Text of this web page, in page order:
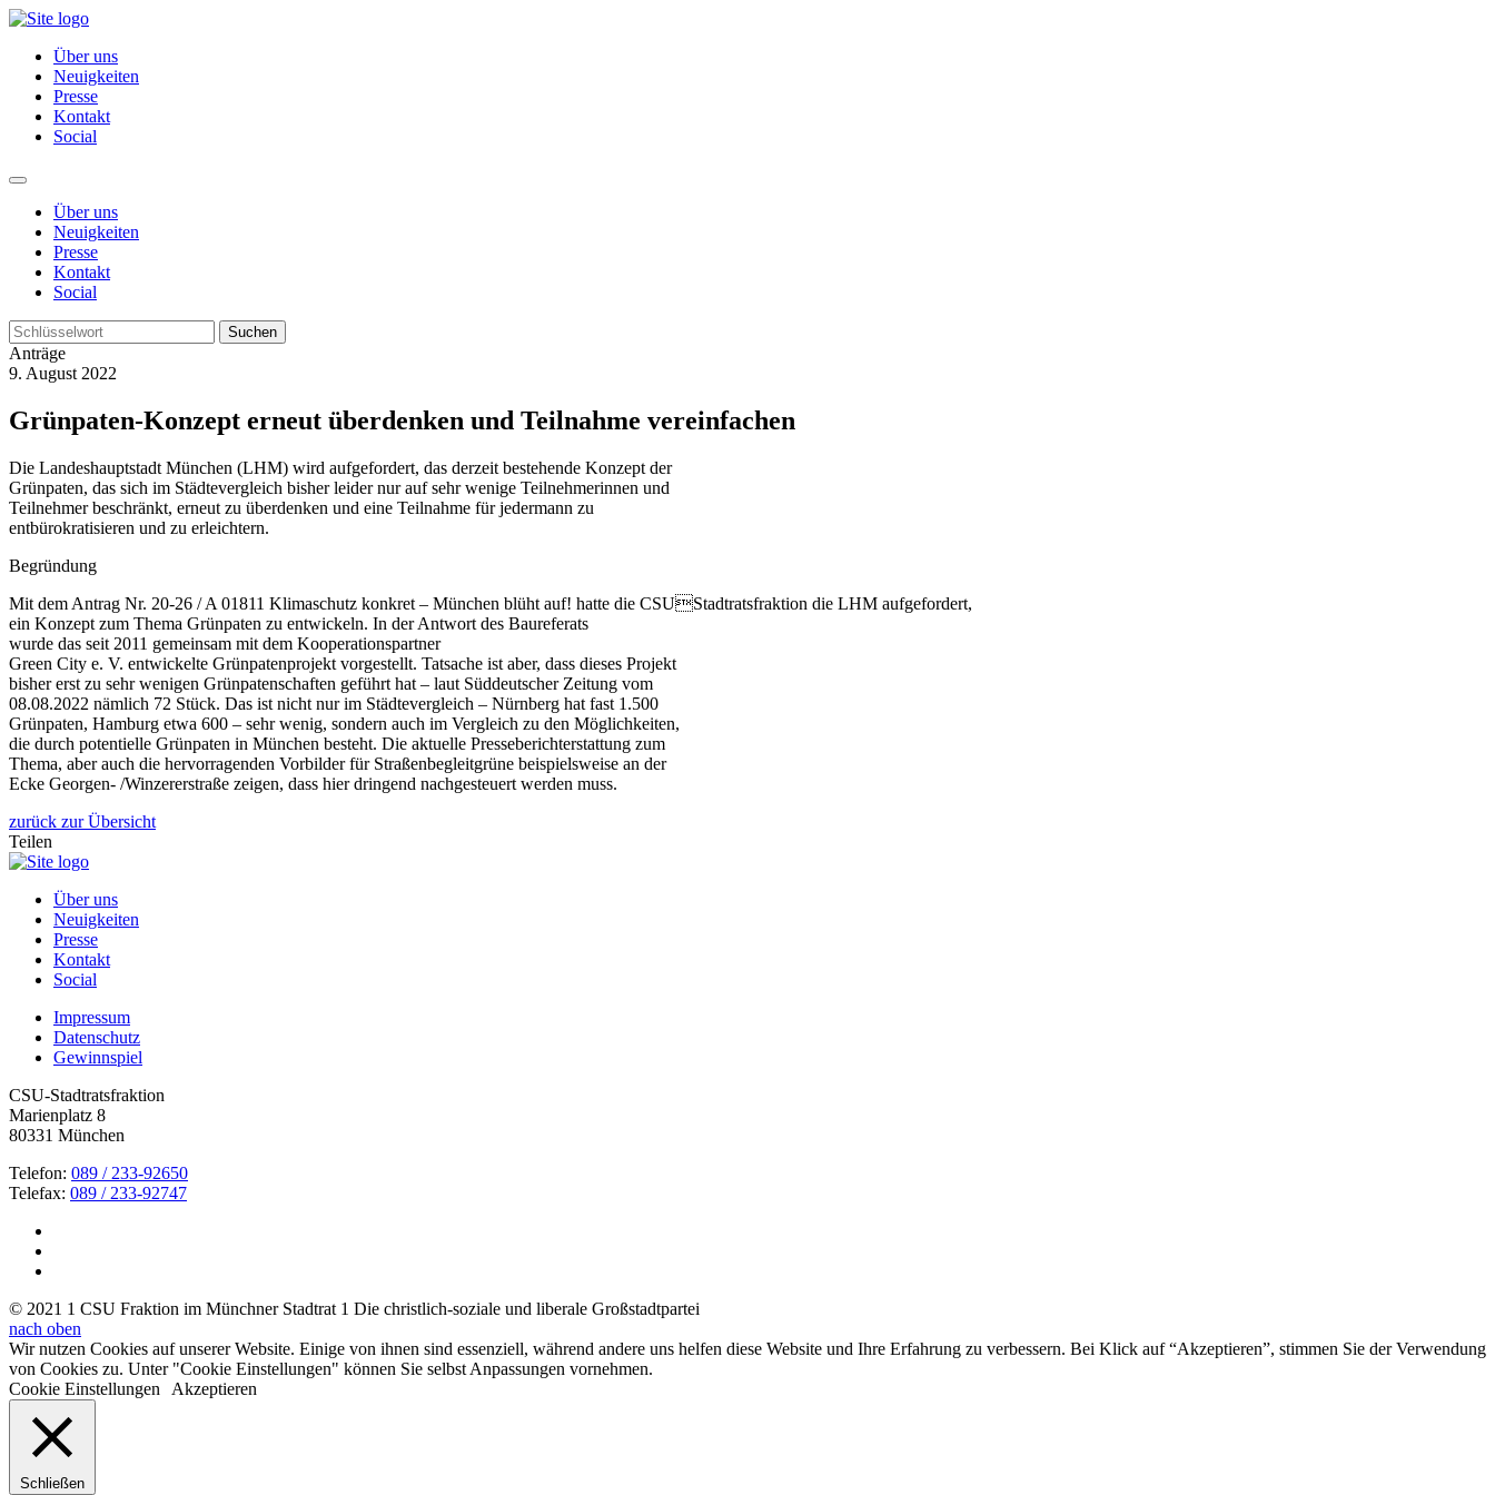
Über uns
Neuigkeiten
Presse
Kontakt
Social
Über uns
Neuigkeiten
Presse
Kontakt
Social
Suchen
Anträge
9. August 2022
Grünpaten-Konzept erneut überdenken und Teilnahme vereinfachen
Die Landeshauptstadt München (LHM) wird aufgefordert, das derzeit bestehende Konzept der
Grünpaten, das sich im Städtevergleich bisher leider nur auf sehr wenige Teilnehmerinnen und
Teilnehmer beschränkt, erneut zu überdenken und eine Teilnahme für jedermann zu
entbürokratisieren und zu erleichtern.
Begründung
Mit dem Antrag Nr. 20-26 / A 01811 Klimaschutz konkret – München blüht auf! hatte die CSUStadtratsfraktion die LHM aufgefordert,
ein Konzept zum Thema Grünpaten zu entwickeln. In der Antwort des Baureferats
wurde das seit 2011 gemeinsam mit dem Kooperationspartner
Green City e. V. entwickelte Grünpatenprojekt vorgestellt. Tatsache ist aber, dass dieses Projekt
bisher erst zu sehr wenigen Grünpatenschaften geführt hat – laut Süddeutscher Zeitung vom
08.08.2022 nämlich 72 Stück. Das ist nicht nur im Städtevergleich – Nürnberg hat fast 1.500
Grünpaten, Hamburg etwa 600 – sehr wenig, sondern auch im Vergleich zu den Möglichkeiten,
die durch potentielle Grünpaten in München besteht. Die aktuelle Presseberichterstattung zum
Thema, aber auch die hervorragenden Vorbilder für Straßenbegleitgrüne beispielsweise an der
Ecke Georgen- /Winzererstraße zeigen, dass hier dringend nachgesteuert werden muss.
zurück zur Übersicht
Teilen
Über uns
Neuigkeiten
Presse
Kontakt
Social
Impressum
Datenschutz
Gewinnspiel
CSU-Stadtratsfraktion
Marienplatz 8
80331 München
Telefon: 089 / 233-92650
Telefax: 089 / 233-92747
© 2021 1 CSU Fraktion im Münchner Stadtrat 1 Die christlich-soziale und liberale Großstadtpartei
nach oben
Wir nutzen Cookies auf unserer Website. Einige von ihnen sind essenziell, während andere uns helfen diese Website und Ihre Erfahrung zu verbessern. Bei Klick auf “Akzeptieren”, stimmen Sie der Verwendung
von Cookies zu. Unter "Cookie Einstellungen" können Sie selbst Anpassungen vornehmen.
Cookie Einstellungen
Akzeptieren
Schließen